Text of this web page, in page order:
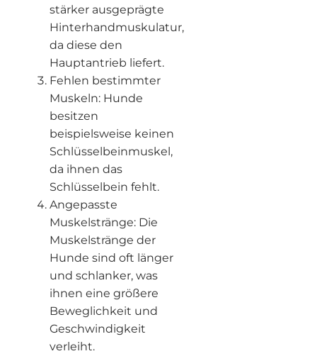
stärker ausgeprägte
Hinterhandmuskulatur,
da diese den
Hauptantrieb liefert.
Fehlen bestimmter
Muskeln: Hunde
besitzen
beispielsweise keinen
Schlüsselbeinmuskel,
da ihnen das
Schlüsselbein fehlt.
Angepasste
Muskelstränge: Die
Muskelstränge der
Hunde sind oft länger
und schlanker, was
ihnen eine größere
Beweglichkeit und
Geschwindigkeit
verleiht.